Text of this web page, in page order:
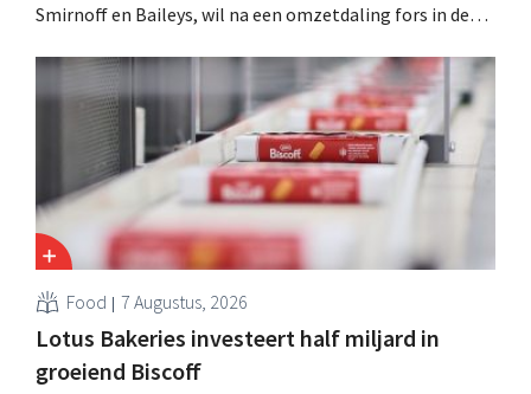
Smirnoff en Baileys, wil na een omzetdaling fors in de
andere Guiness en voorgemixte cocktails.
Food 7 Augustus, 2026
Lotus Bakeries investeert half miljard in
groeiend Biscoff